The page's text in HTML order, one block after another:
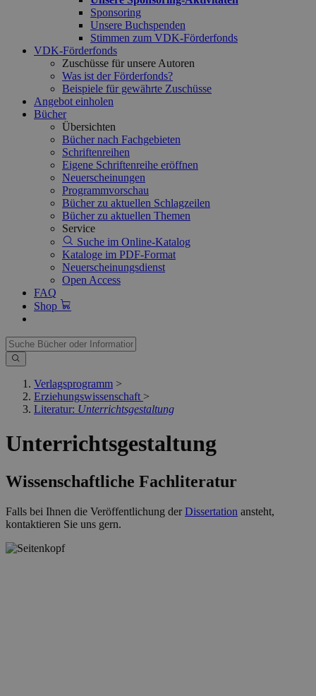
Sponsoring
Unsere Buchspenden
Stimmen zum VDK-Förderfonds
VDK-Förderfonds
Zuschüsse für unsere Autoren
Was ist der Förderfonds?
Beispiele für gewährte Zuschüsse
Angebot einholen
Bücher
Übersichten
Bücher nach Fachgebieten
Schriftenreihen
Eigene Schriftenreihe eröffnen
Neuerscheinungen
Programmvorschau
Bücher zu aktuellen Schlagzeilen
Bücher zu aktuellen Themen
Service
Suche im Online-Katalog
Kataloge im PDF-Format
Neuerscheinungsdienst
Open Access
FAQ
Shop
Verlagsprogramm >
Erziehungswissenschaft >
Literatur: Unterrichtsgestaltung
Unterrichtsgestaltung
Wissenschaftliche Fachliteratur
Falls bei Ihnen die Veröffentlichung derDissertation ansteht,
kontaktieren Sie uns gern.